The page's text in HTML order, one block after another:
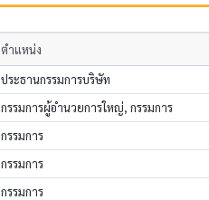
ตำแหน่ง
ประธานกรรมการบริษัท
กรรมการผู้อำนวยการใหญ่, กรรมการ
กรรมการ
กรรมการ
กรรมการ